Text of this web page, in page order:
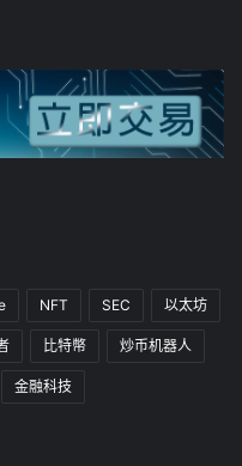
NFT SEC 以太坊
比特幣 炒币机器人
金融科技